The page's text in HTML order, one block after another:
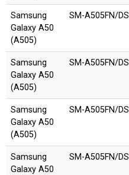
Samsung
Galaxy A50
(A505)
SM-A505FN/DS
Samsung
Galaxy A50
(A505)
SM-A505FN/DS
Samsung
Galaxy A50
(A505)
SM-A505FN/DS
Samsung
Galaxy A50
SM-A505FN/DS